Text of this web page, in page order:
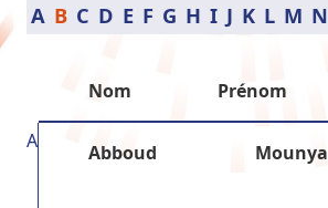
A B C D E F G H I J K L M N
Nom Prénom
A Abboud Mounya